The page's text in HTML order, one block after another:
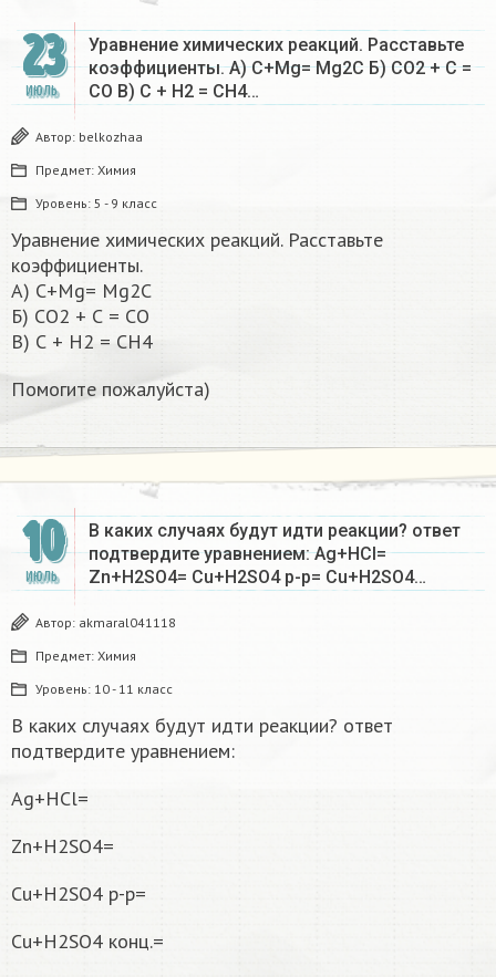
23
ИЮЛЬ
Уравнение химических реакций. Расставьте
коэффициенты. А) С+Мg= Mg2C Б) СО2 + С =
СО В) С + Н2 = СН4…
Автор: belkozhaa
Предмет: Химия
Уровень: 5 - 9 класс
Уравнение химических реакций. Расставьте
коэффициенты.
А) С+Мg= Mg2C
Б) СО2 + С = СО
В) С + Н2 = СН4
Помогите пожалуйста) ​
10
ИЮЛЬ
В каких случаях будут идти реакции? ответ
подтвердите уравнением: Ag+HCl=
Zn+H2SO4= Cu+H2SO4 р-р= Cu+H2SO4…
Автор: akmaral041118
Предмет: Химия
Уровень: 10 - 11 класс
В каких случаях будут идти реакции? ответ
подтвердите уравнением:
Ag+HCl=
Zn+H2SO4=
Cu+H2SO4 р-р=
Cu+H2SO4 конц.=